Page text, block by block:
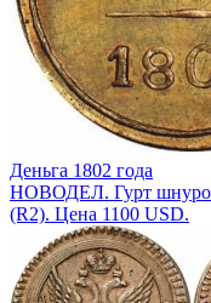
Деньга 1802 года
НОВОДЕЛ. Гурт
(R2). Цена 1100 USD.